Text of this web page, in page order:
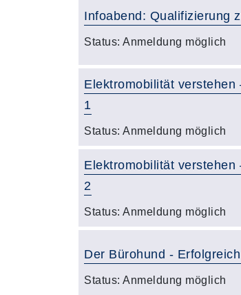
Infoabend: Qualifizierung
Status: Anmeldung möglich
Elektromobilität verstehen
1
Status: Anmeldung möglich
Elektromobilität verstehen
2
Status: Anmeldung möglich
Der Bürohund -
Status: Anmeldung möglich